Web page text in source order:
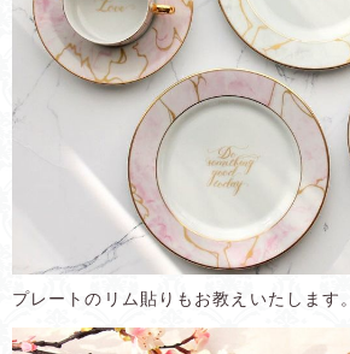
プレートのリム貼りもお教えいたします。